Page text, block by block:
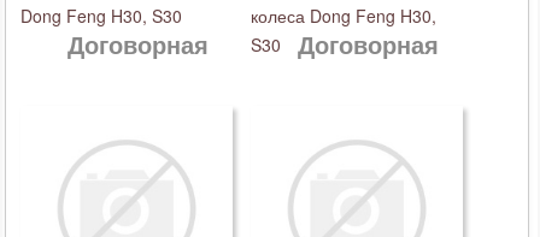
Dong Feng H30, S30
Договорная
колеса Dong Feng H30,
S30
Договорная